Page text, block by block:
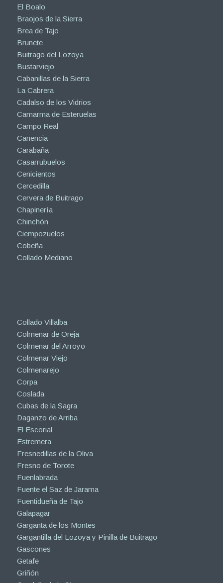
El Boalo
Braojos de la Sierra
Brea de Tajo
Brunete
Buitrago del Lozoya
Bustarviejo
Cabanillas de la Sierra
La Cabrera
Cadalso de los Vidrios
Camarma de Esteruelas
Campo Real
Canencia
Carabaña
Casarrubuelos
Cenicientos
Cercedilla
Cervera de Buitrago
Chapinería
Chinchón
Ciempozuelos
Cobeña
Collado Mediano
Collado Villalba
Colmenar de Oreja
Colmenar del Arroyo
Colmenar Viejo
Colmenarejo
Corpa
Coslada
Cubas de la Sagra
Daganzo de Arriba
El Escorial
Estremera
Fresnedillas de la Oliva
Fresno de Torote
Fuenlabrada
Fuente el Saz de Jarama
Fuentidueña de Tajo
Galapagar
Garganta de los Montes
Gargantilla del Lozoya y Pinilla de Buitrago
Gascones
Getafe
Griñón